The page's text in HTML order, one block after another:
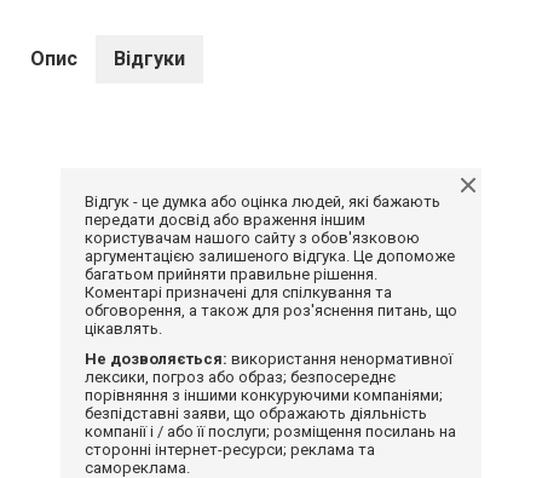
Опис Відгуки
Відгук - це думка або оцінка людей, які бажають
передати досвід або враження іншим
користувачам нашого сайту з обов'язковою
аргументацією залишеного відгука. Це допоможе
багатьом прийняти правильне рішення.
Коментарі призначені для спілкування та
обговорення, а також для роз'яснення питань, що
цікавлять.
Не дозволяється: використання ненормативної
лексики, погроз або образ; безпосереднє
порівняння з іншими конкуруючими компаніями;
безпідставні заяви, що ображають діяльність
компанії і / або її послуги; розміщення посилань на
сторонні інтернет-ресурси; реклама та
самореклама.